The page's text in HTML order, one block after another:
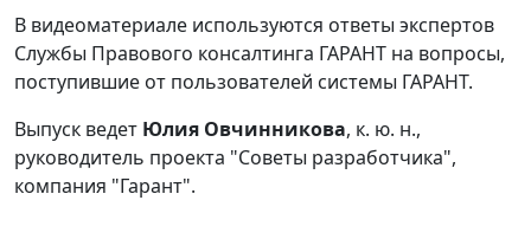
В видеоматериале используются ответы экспертов
Службы Правового консалтинга ГАРАНТ на вопросы,
поступившие от пользователей системы ГАРАНТ.
Выпуск ведет Юлия Овчинникова, к. ю. н.,
руководитель проекта "Советы разработчика",
компания "Гарант".